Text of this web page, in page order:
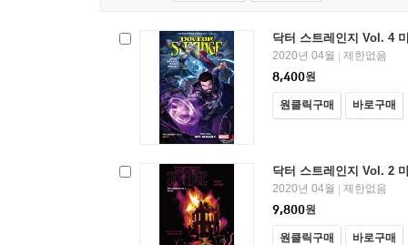
닥터 스트레인지 Vol. 4
2020년 04월 | 제한없음
8,400원
원클릭구매 바로구매
닥터 스트레인지 Vol. 2
2020년 04월 | 제한없음
9,800원
원클릭구매 바로구매